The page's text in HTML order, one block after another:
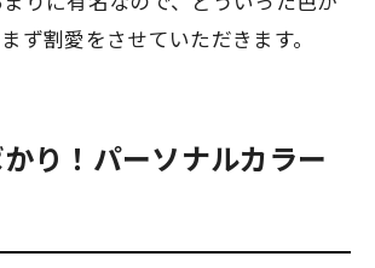
ず割愛をさせていただきます。
り！パーソナルカラー